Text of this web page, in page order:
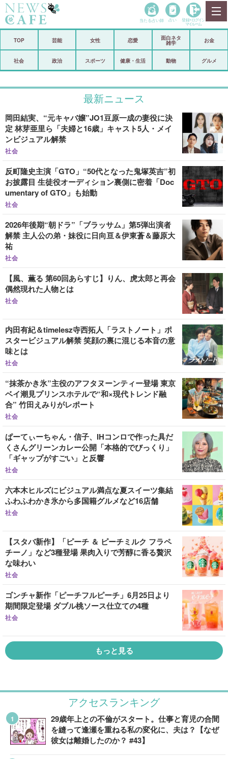
政治
スポーツ
恋愛 ビックリ
コメントポスト
リリース ショップ
登録・ログイン/マイルーム
当たる占い師 占い 登録• ログイン
マイルーム
TOP 芸能 女性 恋愛
面白ネタ
雑学
お金
社会 政治 スポーツ 健康・生活 動物 グルメ
最新ニュース
岡田結実、“元キャバ嬢”JO1豆原一成の妻役に決
定 林芽亜里ら「夫婦と16歳」キャスト5人・メイ
ンビジュアル解禁
社会
反町隆史主演「GTO」“50代となった鬼塚英吉”初
お披露目 生徒役オーディション裏側に密着「Doc
umentary of GTO」も始動
社会
2026年後期“朝ドラ”「ブラッサム」第5弾出演者
解禁 主人公の弟・妹役に日向亘＆伊東蒼＆藤原大
祐
社会
【風、薫る 第60回あらすじ】りん、虎太郎と再会
偶然現れた人物とは
社会
内田有紀＆timelesz寺西拓人「ラストノート」ポ
スタービジュアル解禁 笑顔の裏に混じる本音の意
味とは
社会
“抹茶かき氷”主役のアフタヌーンティー登場 東京
ベイ潮見プリンスホテルで“和×現代トレンド融
合” 竹田えみりがレポート
社会
ぱーてぃーちゃん・信子、IHコンロで作った具だ
くさんグリーンカレー公開「本格的でびっくり」
「ギャップがすごい」と反響
社会
六本木ヒルズにビジュアル満点な夏スイーツ集結
ふわふわかき氷から多国籍グルメなど16店舗
社会
【スタバ新作】「ピーチ ＆ ピーチミルク フラペ
チーノ」など3種登場 果肉入りで芳醇に香る贅沢
な味わい
社会
ゴンチャ新作「ピーチフルピーチ」6月25日より
期間限定登場 ダブル桃ソース仕立ての4種
社会
もっと見る
アクセスランキング
29歳年上との不倫がスタート。仕事と育児の合間
を縫って逢瀬を重ねる私の変化に、夫は？【なぜ
彼女は離婚したのか？ #43】